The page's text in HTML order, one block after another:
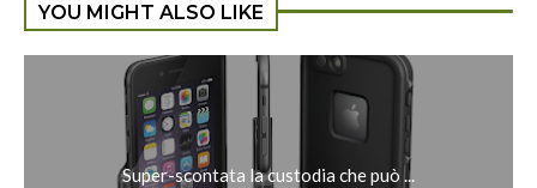
YOU MIGHT ALSO LIKE
Super-scontata la custodia che può ...